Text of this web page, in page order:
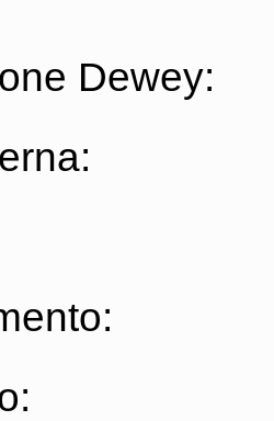
Dewey: